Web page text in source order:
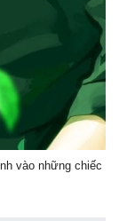
vào những chiếc